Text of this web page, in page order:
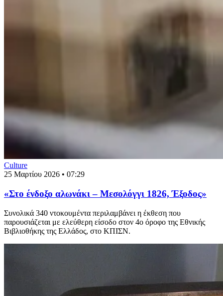
Culture
25 Μαρτίου 2026 • 07:29
«Στο ένδοξο αλωνάκι – Μεσολόγγι 1826, Έξοδος»
Συνολικά 340 ντοκουμέντα περιλαμβάνει η έκθεση που
παρουσιάζεται με ελεύθερη είσοδο στον 4ο όροφο της Εθνικής
Βιβλιοθήκης της Ελλάδος, στο ΚΠΙΣΝ.